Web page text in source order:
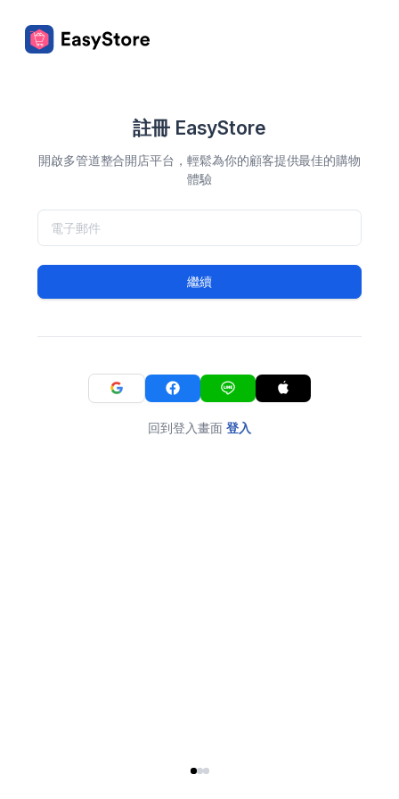
註冊 EasyStore
開啟多管道整合開店平台，輕鬆為你的顧客提供最佳的購物
體驗
繼續
回到登入畫面 登入